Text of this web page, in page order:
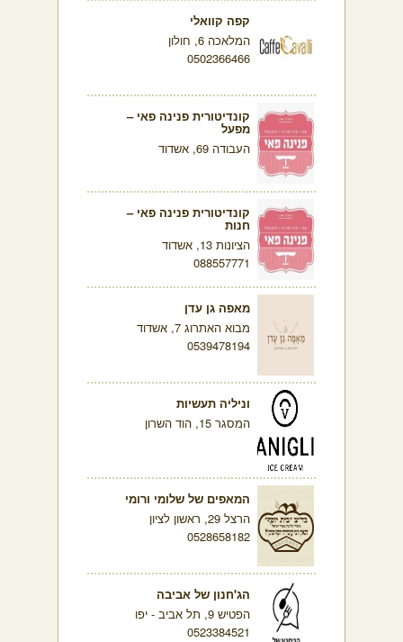
קפה קוואלי
המלאכה 6, חולון
0502366466
קונדיטורית פנינה פאי –
מפעל
העבודה 69, אשדוד
קונדיטורית פנינה פאי –
חנות
הציונות 13, אשדוד
088557771
מאפה גן עדן
מבוא האתרוג 7, אשדוד
0539478194
וניליה תעשיות
המסגר 15, הוד השרון
המאפים של שלומי ורומי
הרצל 29, ראשון לציון
0528658182
הג'חנון של אביבה
הפטיש 9, תל אביב - יפו
0523384521